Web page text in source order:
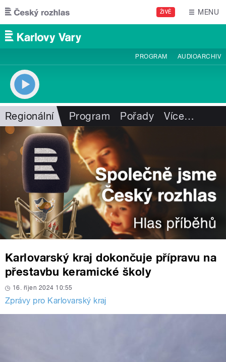
Přejít k hlavnímu obsahu
ŽIVĚ MENU
PROGRAM AUDIOARCHIV
Regionální Program Pořady Více…
Karlovarský kraj dokončuje přípravu na
přestavbu keramické školy
16. říjen 2024 10:55
Zprávy pro Karlovarský kraj